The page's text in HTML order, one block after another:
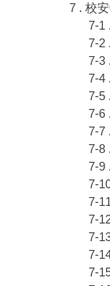
7 . 校
7-1
7-2
7-3
7-4
7-5
7-6
7-7
7-8
7-9
7-
7-
7-
7-
7-
7-